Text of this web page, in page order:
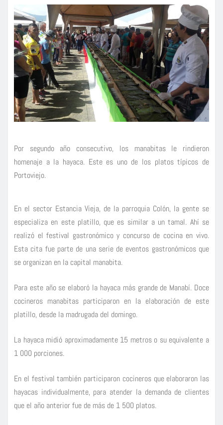
Por segundo año consecutivo, los manabitas le rindieron
homenaje a la hayaca. Este es uno de los platos típicos de
Portoviejo.
En el sector Estancia Vieja, de la parroquia Colón, la gente se
especializa en este platillo, que es similar a un tamal. Ahí se
realizó el festival gastronómico y concurso de cocina en vivo.
Esta cita fue parte de una serie de eventos gastronómicos que
se organizan en la capital manabita.
Para este año se elaboró la hayaca más grande de Manabí. Doce
cocineros manabitas participaron en la elaboración de este
platillo, desde la madrugada del domingo.
La hayaca midió aproximadamente 15 metros o su equivalente a
1 000 porciones.
En el festival también participaron cocineros que elaboraron las
hayacas individualmente, para atender la demanda de clientes
que el año anterior fue de más de 1 500 platos.